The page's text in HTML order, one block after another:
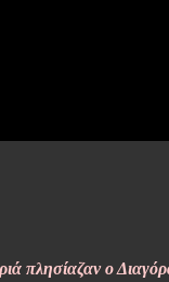
πλησίαζαν ο